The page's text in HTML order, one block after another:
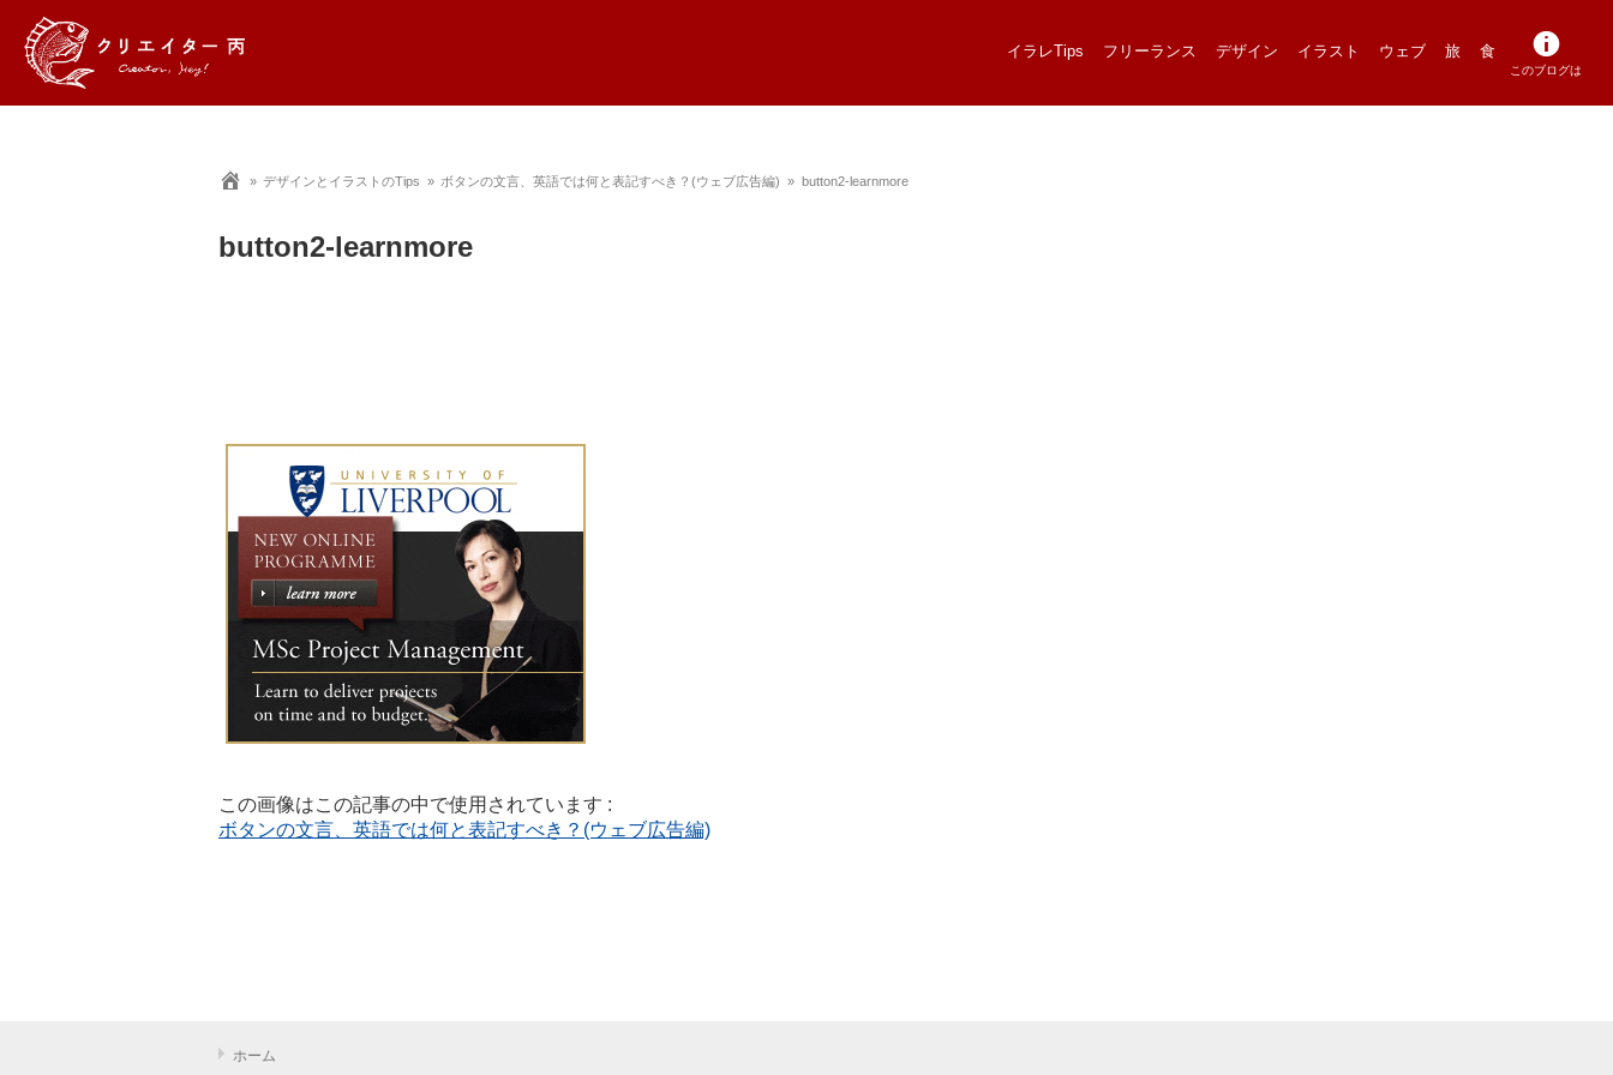
イラレTips フリーランス デザイン イラスト ウェブ 旅 食
このブログは
デザインとイラストのTips ボタンの文言、英語では何と表記すべき？(ウェブ広告編) button2-learnmore
button2-learnmore
この画像はこの記事の中で使用されています :
投
シ
ボタンの文言、英語では何と表記すべき？(ウェブ広告編)
ホーム